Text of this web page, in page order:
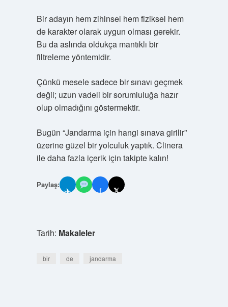
Bir adayın hem zihinsel hem fiziksel hem
de karakter olarak uygun olması gerekir.
Bu da aslında oldukça mantıklı bir
filtreleme yöntemidir.
Çünkü mesele sadece bir sınavı geçmek
değil; uzun vadeli bir sorumluluğa hazır
olup olmadığını göstermektir.
Bugün “Jandarma için hangi sınava girilir”
üzerine güzel bir yolculuk yaptık. Clinera
ile daha fazla içerik için takipte kalın!
Paylaş:
✈ f 𝕏
Tarih: Makaleler
bir de jandarma